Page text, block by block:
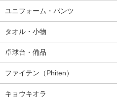
ユニフォーム・パンツ
タオル・小物
卓球台・備品
ファイテン（Phiten）
キョウキオラ